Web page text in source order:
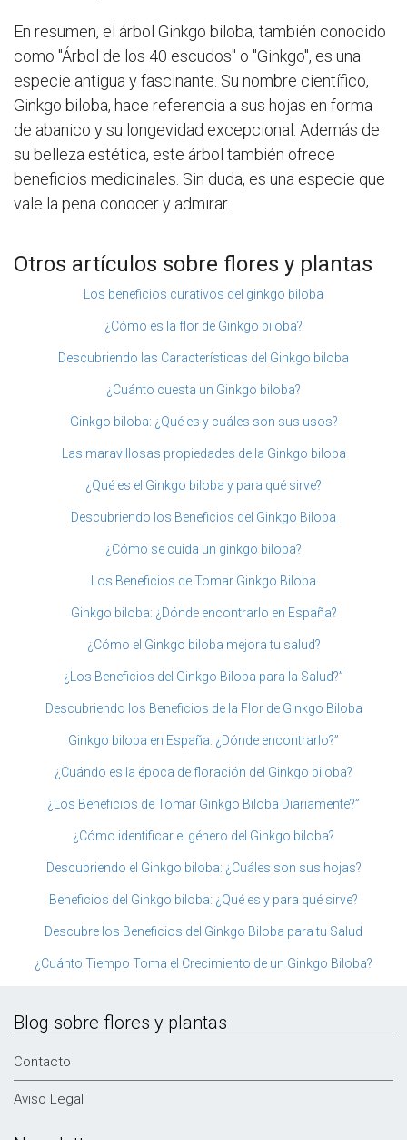
En resumen, el árbol Ginkgo biloba, también conocido
como "Árbol de los 40 escudos" o "Ginkgo", es una
especie antigua y fascinante. Su nombre científico,
Ginkgo biloba, hace referencia a sus hojas en forma
de abanico y su longevidad excepcional. Además de
su belleza estética, este árbol también ofrece
beneficios medicinales. Sin duda, es una especie que
vale la pena conocer y admirar.
Otros artículos sobre flores y plantas
Los beneficios curativos del ginkgo biloba
¿Cómo es la flor de Ginkgo biloba?
Descubriendo las Características del Ginkgo biloba
¿Cuánto cuesta un Ginkgo biloba?
Ginkgo biloba: ¿Qué es y cuáles son sus usos?
Las maravillosas propiedades de la Ginkgo biloba
¿Qué es el Ginkgo biloba y para qué sirve?
Descubriendo los Beneficios del Ginkgo Biloba
¿Cómo se cuida un ginkgo biloba?
Los Beneficios de Tomar Ginkgo Biloba
Ginkgo biloba: ¿Dónde encontrarlo en España?
¿Cómo el Ginkgo biloba mejora tu salud?
¿Los Beneficios del Ginkgo Biloba para la Salud?”
Descubriendo los Beneficios de la Flor de Ginkgo Biloba
Ginkgo biloba en España: ¿Dónde encontrarlo?”
¿Cuándo es la época de floración del Ginkgo biloba?
¿Los Beneficios de Tomar Ginkgo Biloba Diariamente?”
¿Cómo identificar el género del Ginkgo biloba?
Descubriendo el Ginkgo biloba: ¿Cuáles son sus hojas?
Beneficios del Ginkgo biloba: ¿Qué es y para qué sirve?
Descubre los Beneficios del Ginkgo Biloba para tu Salud
¿Cuánto Tiempo Toma el Crecimiento de un Ginkgo Biloba?
Blog sobre flores y plantas
Contacto
Aviso Legal